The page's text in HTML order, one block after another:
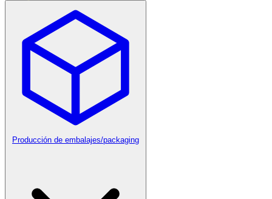
Producción de embalajes/packaging